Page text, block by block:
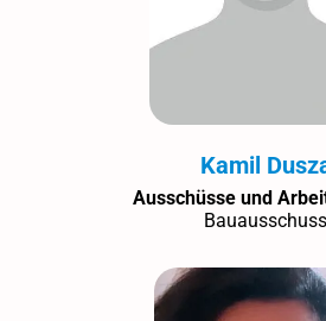
Kamil
Ausschüsse und
Bauausschuss